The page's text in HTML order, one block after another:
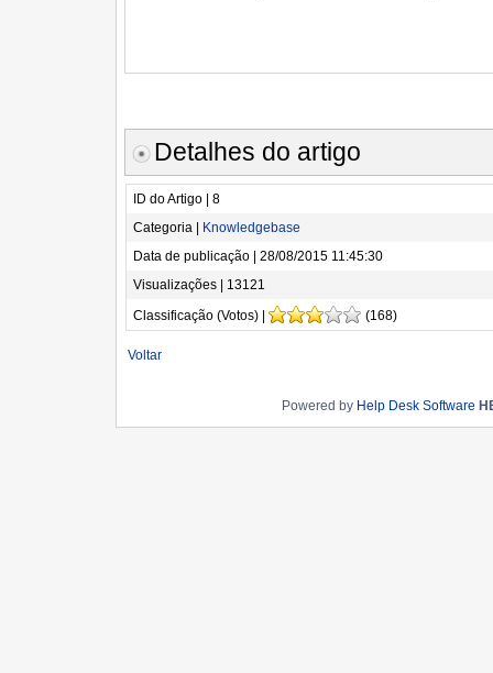
Detalhes do artigo
ID do Artigo | 8
Categoria |
Knowledgebase
Data de publicação | 28/08/2015 11:45:30
Visualizações | 13121
Classificação (Votos) |
(168)
Voltar
Powered by Help Desk Software